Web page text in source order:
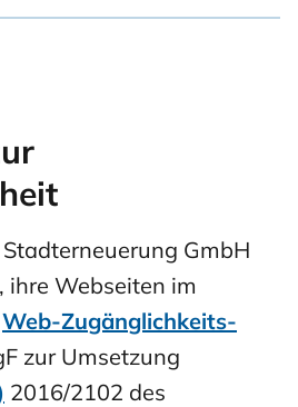
GmbH
ihre Webseiten im
Web-Zugänglichkeits-
zur Umsetzung
2016/2102 des